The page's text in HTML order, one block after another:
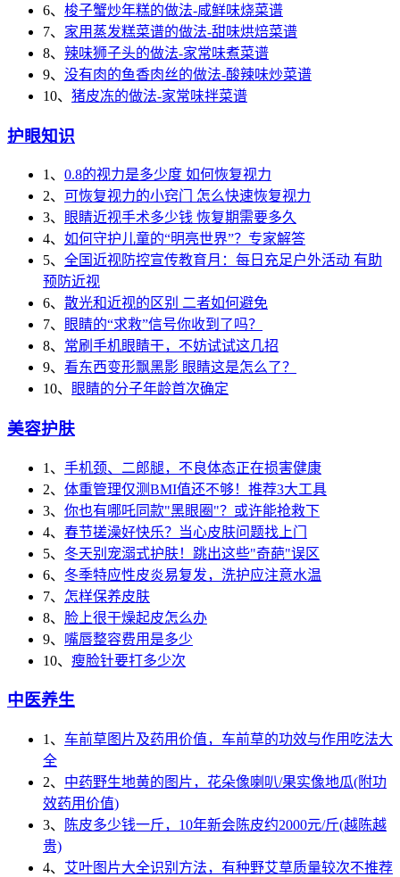
6、 梭子蟹炒年糕的做法-咸鲜味烧菜谱
7、 家用蒸发糕菜谱的做法-甜味烘焙菜谱
8、 辣味狮子头的做法-家常味煮菜谱
9、 没有肉的鱼香肉丝的做法-酸辣味炒菜谱
10、 猪皮冻的做法-家常味拌菜谱
护眼知识
1、 0.8的视力是多少度 如何恢复视力
2、 可恢复视力的小窍门 怎么快速恢复视力
3、
眼睛近视手术多少钱 恢复期需要多久
4、 如何守护儿童的“明亮世界”？专家解答
5、 全国近视防控宣传教育月：每日充足户外活动 有助
预防近视
6、 散光和近视的区别 二者如何避免
7、
眼睛的“求救”信号你收到了吗？
8、 常刷手机眼睛干，不妨试试这几招
9、 看东西变形飘黑影 眼睛这是怎么了？
10、
眼睛的分子年龄首次确定
美容护肤
1、 手机颈、二郎腿，不良体态正在损害健康
2、 体重管理仅测BMI值还不够！推荐3大工具
3、 你也有哪吒同款"黑眼圈"？或许能抢救下
4、 春节搓澡好快乐？当心皮肤问题找上门
5、 冬天别宠溺式护肤！跳出这些"奇葩"误区
6、 冬季特应性皮炎易复发，洗护应注意水温
7、 怎样保养皮肤
8、 脸上很干燥起皮怎么办
9、
嘴唇整容费用是多少
10、 瘦脸针要打多少次
中医养生
1、 车前草图片及药用价值，车前草的功效与作用吃法大
全
2、 中药野生地黄的图片，花朵像喇叭/果实像地瓜(附功
效药用价值)
3、
陈皮多少钱一斤，10年新会陈皮约2000元/斤(越陈越
贵)
4、 艾叶图片大全识别方法，有种野艾草质量较次不推荐